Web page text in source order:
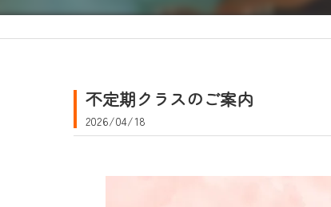
ストレッチ
不定期クラスのご案内
2026/04/18